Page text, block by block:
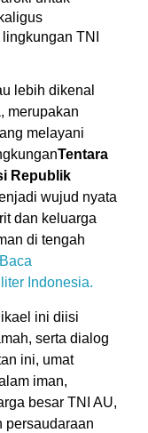
TNI
lebih dikenal
merupakan
melayani
Tentara
Republik
wujud nyata
dan keluarga
di tengah
Baca
Indonesia.
ini diisi
serta dialog
ini, umat
iman,
besar TNI AU,
persaudaraan